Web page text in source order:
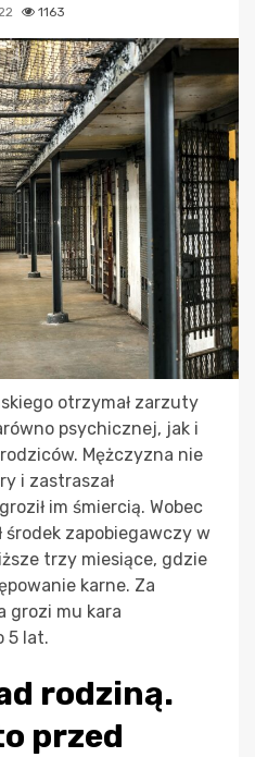
1163
otrzymał zarzuty
psychicznej, jak i
Mężczyzna nie
i zastraszał
im śmiercią. Wobec
zapobiegawczy w
trzy miesiące, gdzie
karne. Za
grozi mu kara
5 lat.
rodziną.
przed